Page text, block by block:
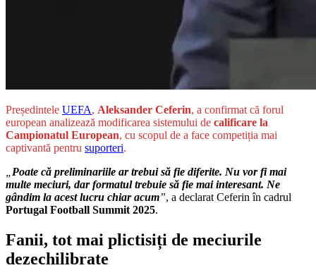
Președintele UEFA, Aleksander Ceferin, a confirmat că forul
european analizează modificarea sistemului de calificare la
Campionatul European, cu scopul de a face competiția mai
captivantă pentru suporteri.
Poate că preliminariile ar trebui să fie diferite. Nu vor fi mai
multe meciuri, dar formatul trebuie să fie mai interesant. Ne
gândim la acest lucru chiar acum”, a declarat Ceferin în cadrul
Portugal Football Summit 2025.
Fanii, tot mai plictisiți de meciurile
dezechilibrate